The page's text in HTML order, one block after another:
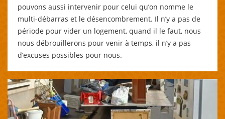
pouvons aussi intervenir pour celui qu’on nomme le
multi-débarras et le désencombrement. Il n’y a pas de
période pour vider un logement, quand il le faut, nous
nous débrouillerons pour venir à temps, il n’y a pas
d’excuses possibles pour nous.